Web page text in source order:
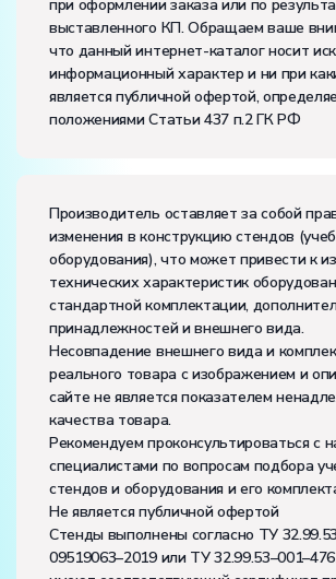
Электропитание:
напряжение, В:380
частота, Гц:50
Класс защиты от поражения
Диапазон рабочих температур, ˚С:
Влажность, %:до 80
при оформлении заказа или по
выставленного КП. Обращаем ваше
что данный интернет-каталог носит
информационный характер и ни при
является публичной офертой,
положениями Статьи 437 п.2 ГК РФ
Производитель оставляет за собой
изменения в конструкцию стендов
оборудования), что может привести к
технических характеристик
стандартной комплектации,
принадлежностей и внешнего вида.
Несовпадение внешнего вида и
реального товара с изображением и
сайте не является показателем
качества товара.
Рекомендуем проконсультироваться с
специалистами по вопросам подбора
стендов и оборудования и его
Не является публичной офертой
Стенды выполнены согласно ТУ
09519063–2019 или ТУ